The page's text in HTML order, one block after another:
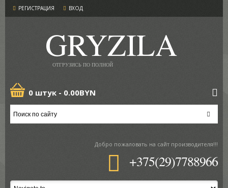
РЕГИСТРАЦИЯ ВХОД
GRYZILA
ОТГРУЗИСЬ ПО ПОЛНОЙ
0 штук - 0.00BYN
Добро пожаловать на сайт производителя!!!
+375(29)7788966